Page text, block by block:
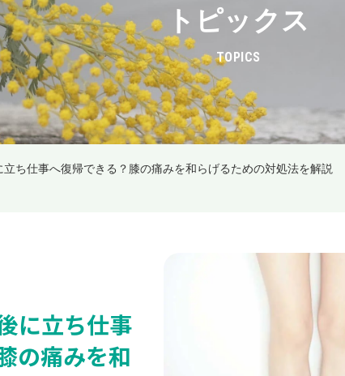
トピックス
TOPICS
ち仕事へ復帰できる？膝の痛みを和らげるための対処法を解説
に立ち仕事
の痛みを和